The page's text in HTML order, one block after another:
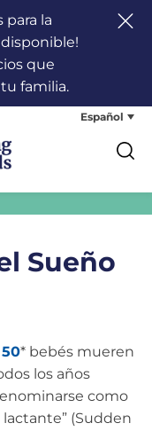
para la
que
familia.
Español
Sueño
50* bebés mueren
los años
como
(Sudden